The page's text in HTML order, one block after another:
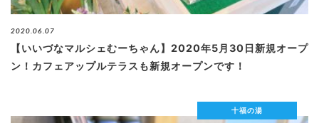
2020.06.07
【いいづなマルシェむーちゃん】2020年5月30日新規オープ
ン！カフェアップルテラスも新規オープンです！
十福の湯